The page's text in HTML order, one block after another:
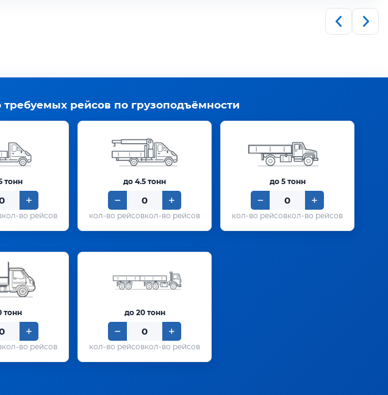
требуемых рейсов по грузоподъёмности
тонн
кол-во рейсов
до 4.5 тонн
кол-во рейсов
до 5 тонн
кол-во рейсов
тонн
кол-во рейсов
до 20 тонн
кол-во рейсов